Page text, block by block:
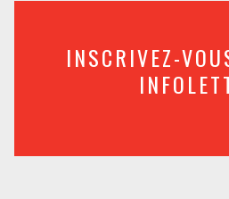
INSCRIVEZ-